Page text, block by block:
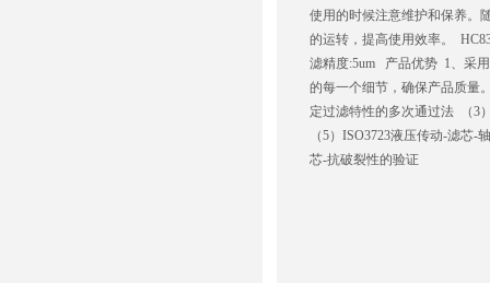
使用的时候注意维护和保养。
的运转，提高使用效率。
滤精度:5um 产品优势 1、采
的每一个细节，确保产品质量
定过滤特性的多次通过法 （3
（5）ISO3723液压传动-滤芯
芯-抗破裂性的验证